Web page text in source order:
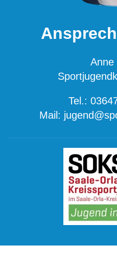
Anne
Tel.:
Mail: